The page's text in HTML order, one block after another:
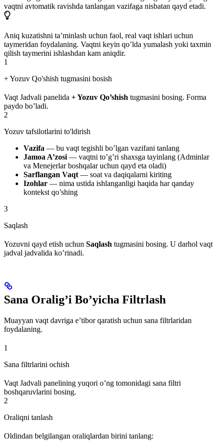
vaqtni avtomatik ravishda tanlangan vazifaga nisbatan qayd etadi.
Aniq kuzatishni ta’minlash uchun faol, real vaqt ishlari uchun
taymeridan foydalaning. Vaqtni keyin qo’lda yumalash yoki taxmin
qilish taymerini ishlashdan kam aniqdir.
1
+ Yozuv Qo'shish tugmasini bosish
Vaqt Jadvali panelida + Yozuv Qo’shish tugmasini bosing. Forma
paydo bo’ladi.
2
Yozuv tafsilotlarini to'ldirish
Vazifa — bu vaqt tegishli bo’lgan vazifani tanlang
Jamoa A’zosi — vaqtni to’g’ri shaxsga tayinlang (Adminlar
va Menejerlar boshqalar uchun qayd eta oladi)
Sarflangan Vaqt — soat va daqiqalarni kiriting
Izohlar — nima ustida ishlanganligi haqida har qanday
kontekst qo’shing
3
Saqlash
Yozuvni qayd etish uchun Saqlash tugmasini bosing. U darhol vaqt
jadval jadvalida ko’rinadi.
Sana Oralig’i Bo’yicha Filtrlash
Muayyan vaqt davriga e’tibor qaratish uchun sana filtrlaridan
foydalaning.
1
Sana filtrlarini ochish
Vaqt Jadvali panelining yuqori o’ng tomonidagi sana filtri
boshqaruvlarini bosing.
2
Oraliqni tanlash
Oldindan belgilangan oraliqlardan birini tanlang: